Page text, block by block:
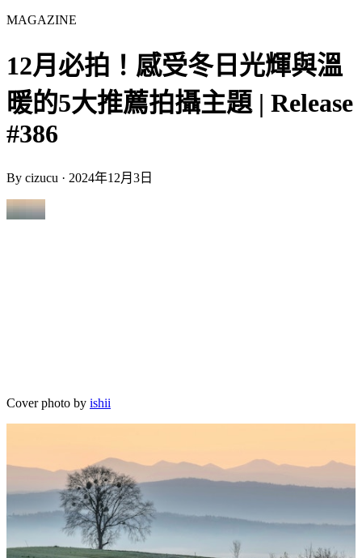
MAGAZINE
12月必拍！感受冬日光輝與溫
暖的5大推薦拍攝主題 | Release
#386
By cizucu · 2024年12月3日
Cover photo by ishii